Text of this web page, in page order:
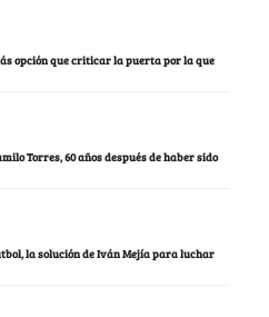
opción que criticar la puerta por la que
Torres, 60 años después de haber sido
la solución de Iván Mejía para luchar